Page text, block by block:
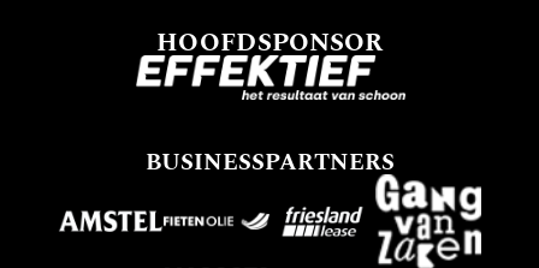
HOOFDSPONSOR
BUSINESSPARTNERS